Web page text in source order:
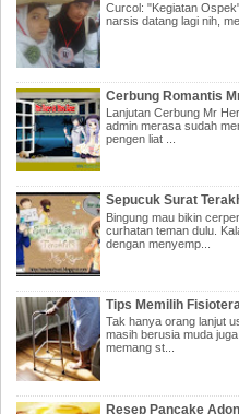
Curcol: "Kegiatan
narsis datang lagi nih,
Cerbung Romantis
Lanjutan Cerbung Mr
admin merasa sudah
pengen liat ...
Sepucuk Surat
Bingung mau bikin
curhatan teman dulu.
dengan menyemp...
Tips Memilih
Tak hanya orang lanjut
masih berusia muda
memang st...
Resep Pancake